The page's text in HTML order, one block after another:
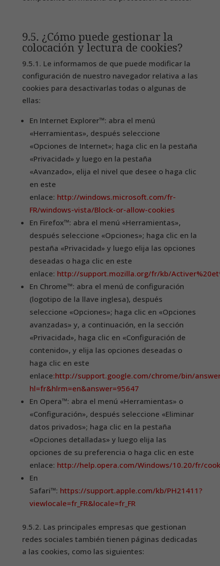
9.5. ¿Cómo puede gestionar la
colocación y lectura de cookies?
9.5.1. Le informamos de que puede modificar la
configuración de nuestro navegador relativa a las
cookies para desactivarlas todas o algunas de
ellas:
En Internet Explorer™: abra el menú
«Herramientas», después seleccione
«Opciones de Internet»; haga clic en la pestaña
«Privacidad» y luego en la pestaña
«Avanzado», elija el nivel que desee o haga clic
en este
enlace: http://windows.microsoft.com/fr-
FR/windows-vista/Block-or-allow-cookies
En Firefox™: abra el menú «Herramientas»,
después seleccione «Opciones»; haga clic en la
pestaña «Privacidad» y luego elija las opciones
deseadas o haga clic en este
enlace: http://support.mozilla.org/fr/kb/
En Chrome™: abra el menú de configuración
(logotipo de la llave inglesa), después
seleccione «Opciones»; haga clic en «Opciones
avanzadas» y, a continuación, en la sección
«Privacidad», haga clic en «Configuración de
contenido», y elija las opciones deseadas o
haga clic en este
enlace:http://support.google.com/chrome/bin/
hl=fr&hlrm=en&answer=95647
En Opera™: abra el menú «Herramientas» o
«Configuración», después seleccione «Eliminar
datos privados»; haga clic en la pestaña
«Opciones detalladas» y luego elija las
opciones de su preferencia o haga clic en este
enlace: http://help.opera.com/Windows/10.20/fr/
En
Safari™: https://support.apple.com/kb/PH21411?
viewlocale=fr_FR&locale=fr_FR
9.5.2. Las principales empresas que gestionan
redes sociales también tienen páginas dedicadas
a las cookies, como las siguientes: